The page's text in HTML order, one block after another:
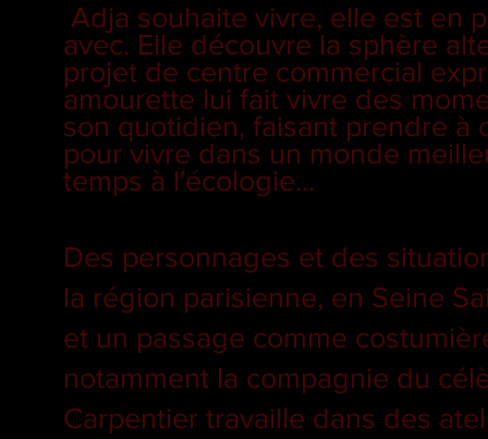
Adja souhaite vivre, elle est en
avec. Elle découvre la sphère
projet de centre commercial
amourette lui fait vivre des
son quotidien, faisant prendre à
pour vivre dans un monde
temps à l'écologie...
Des personnages et des
la région parisienne, en Seine
et un passage comme
notamment la compagnie du
Carpentier travaille dans des